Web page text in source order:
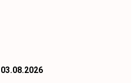
03.08.2026